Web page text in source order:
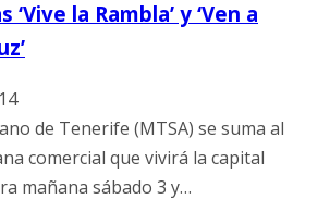
‘Vive la Rambla’ y ‘Ven a
de Tenerife (MTSA) se suma al
comercial que vivirá la capital
mañana sábado 3 y…